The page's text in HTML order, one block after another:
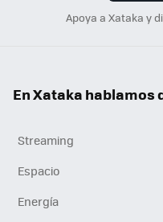
Apoya a Xataka y
En Xataka hablamos
Streaming
Espacio
Energía